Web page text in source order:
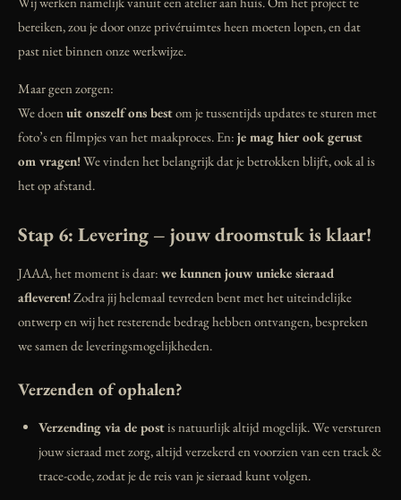
bereiken, zou je door onze privéruimtes heen moeten lopen, en dat
past niet binnen onze werkwijze.
Maar geen zorgen:
We doenuit onszelf ons bestom je tussentijds updates te sturen met
foto’s en filmpjes van het maakproces. En: je mag hier ook gerust
om vragen!We vinden het belangrijk dat je betrokken blijft, ook al is
het op afstand.
Stap 6: Levering – jouw droomstuk is klaar!
JAAA, het moment is daar: we kunnen jouw unieke sieraad
afleveren!Zodra jij helemaal tevreden bent met het uiteindelijke
ontwerp en wij het resterende bedrag hebben ontvangen, bespreken
we samen de leveringsmogelijkheden.
Verzenden of ophalen?
Verzending via de postis natuurlijk altijd mogelijk. We versturen
jouw sieraad met zorg, altijd verzekerd en voorzien van een track &
trace-code, zodat je de reis van je sieraad kunt volgen.